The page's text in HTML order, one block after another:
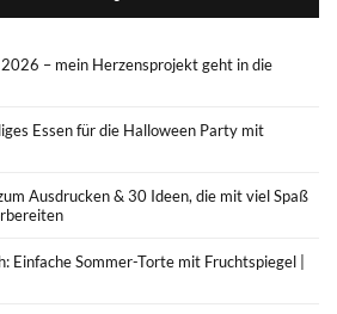
– mein Herzensprojekt geht in die
Essen für die Halloween Party mit
Ausdrucken & 30 Ideen, die mit viel Spaß
Einfache Sommer-Torte mit Fruchtspiegel |